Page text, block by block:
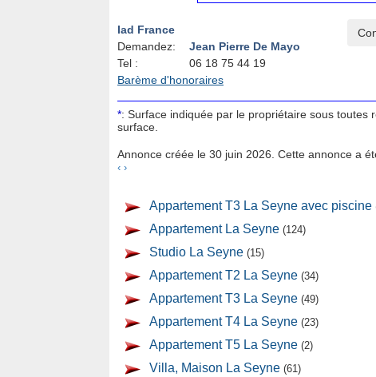
Iad France
Demandez:
Jean Pierre De Mayo
Tel :
06 18 75 44 19
Barème d'honoraires
*: Surface indiquée par le propriétaire sous toutes
surface.
Annonce créée le 30 juin 2026. Cette annonce a
‹ ›
Appartement T3 La Seyne avec piscine
Appartement La Seyne (124)
Studio La Seyne (15)
Appartement T2 La Seyne (34)
Appartement T3 La Seyne (49)
Appartement T4 La Seyne (23)
Appartement T5 La Seyne (2)
Villa, Maison La Seyne (61)